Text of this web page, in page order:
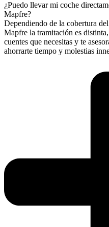
¿Puedo llevar mi coche
Mapfre?
Dependiendo de la cobertura
Mapfre la tramitación es
cuentes que necesitas y te
ahorrarte tiempo y molestias